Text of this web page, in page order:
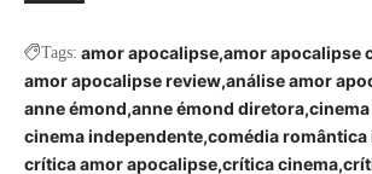
Tags: amor apocalipse amor apocalipse
amor apocalipse review análise amor
anne émond anne émond diretora
cinema independente comédia
crítica amor apocalipse crítica cinema